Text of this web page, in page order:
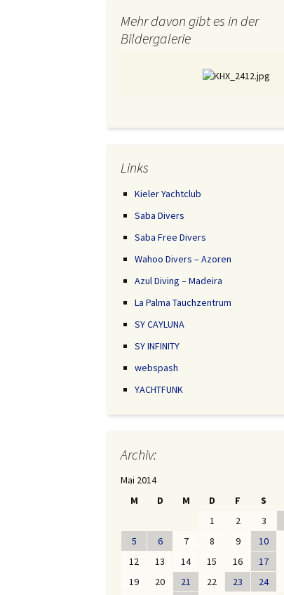
Mehr davon gibt es in der
Bildergalerie
Links
Kieler Yachtclub
Saba Divers
Saba Free Divers
Wahoo Divers – Azoren
Azul Diving – Madeira
La Palma Tauchzentrum
SY CAYLUNA
SY INFINITY
webspash
YACHTFUNK
Archiv:
Mai 2014
M
D M D F S
1 2 3
5
6 7 8 9 10
12
13 14 15 16 17
19
20 21 22 23 24